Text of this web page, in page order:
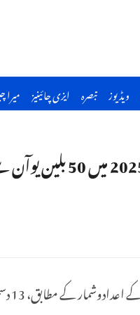
ویڈیوز تبصرہ ایزی چائینیز